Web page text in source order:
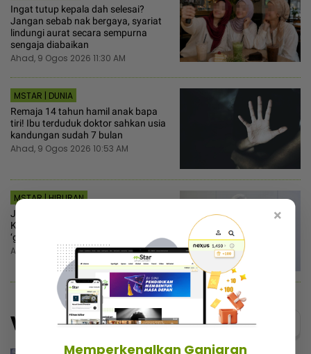
Ingat tutup kepala dah selesai?
Jangan sebab nak bergaya, syariat
lindungi aurat secara sempurna
sengaja diabaikan
Ahad, 9 Ogos 2026 11:30 AM
MSTAR | DUNIA
Remaja 14 tahun hamil anak bapa
tiri! Ibu terduduk doktor sahkan usia
kandungan sudah 7 bulan
Ahad, 9 Ogos 2026 10:53 AM
MSTAR | HIBURAN
Jalaluddin Hassan teruja sertai
Kilauan Emas, tak sangka dapat
‘green light’ Tok Ram
Ahad, 9 Ogos 2026 10:30 AM
Video Menarik@video
×
Memperkenalkan Ganjaran